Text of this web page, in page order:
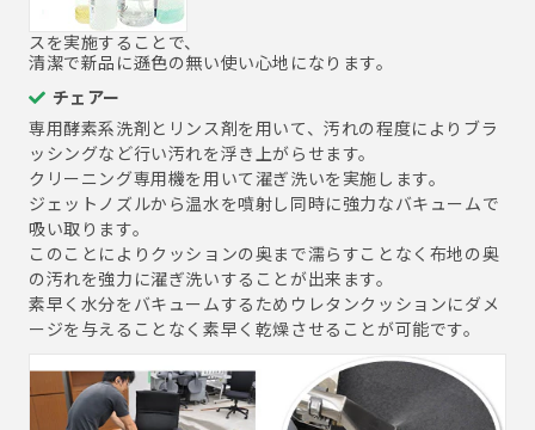
スを実施することで、
清潔で新品に遜色の無い使い心地になります。
チェアー
専用酵素系洗剤とリンス剤を用いて、汚れの程度によりブラ
ッシングなど行い汚れを浮き上がらせます。
クリーニング専用機を用いて濯ぎ洗いを実施します。
ジェットノズルから温水を噴射し同時に強力なバキュームで
吸い取ります。
このことによりクッションの奥まで濡らすことなく布地の奥
の汚れを強力に濯ぎ洗いすることが出来ます。
素早く水分をバキュームするためウレタンクッションにダメ
ージを与えることなく素早く乾燥させることが可能です。